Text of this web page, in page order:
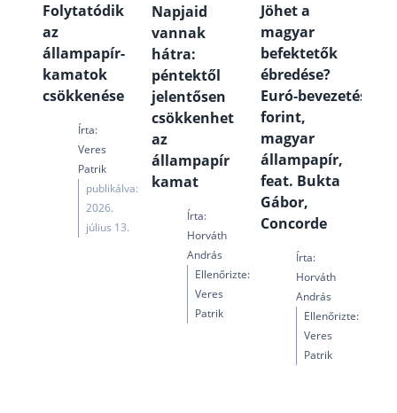
Folytatódik
az
állampapír-
kamatok
csökkenése
Írta:
Veres
Patrik
publikálva:
2026.
július 13.
Napjaid
vannak
hátra:
péntektől
jelentősen
csökkenhet
az
állampapír
kamat
Írta:
Horváth
András
Ellenőrizte:
Veres
Patrik
Jöhet a
magyar
befektetők
ébredése?
Euró‑bevezetés,
forint,
magyar
állampapír,
feat. Bukta
Gábor,
Concorde
Írta:
Horváth
András
Ellenőrizte:
Veres
Patrik